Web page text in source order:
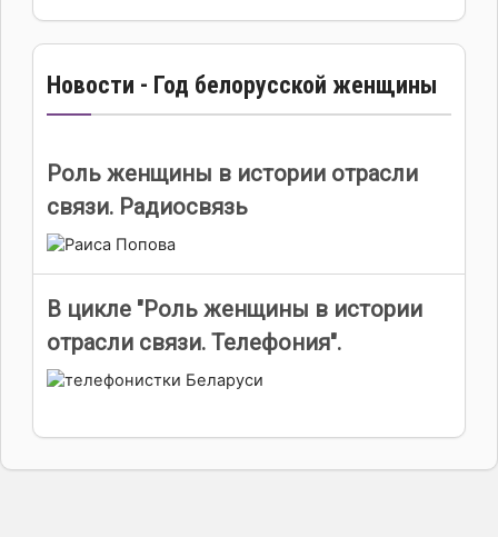
Новости - Год белорусской женщины
Роль женщины в истории отрасли
связи. Радиосвязь
В цикле "Роль женщины в истории
отрасли связи. Телефония".